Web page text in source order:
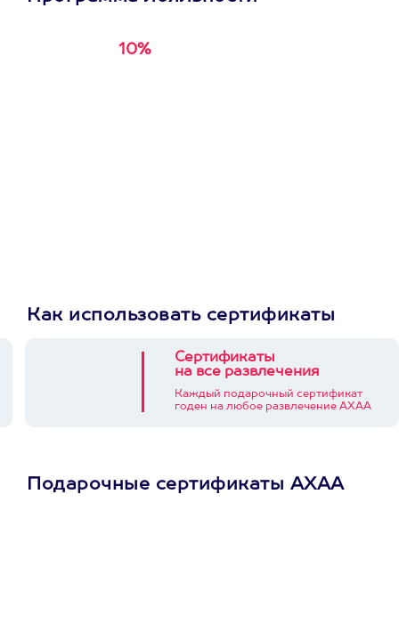
10%
Как использовать сертификаты
Сертификаты
на все развлечения
Каждый подарочный сертификат
годен на любое развлечение АХАА
Подарочные сертификаты АХАА